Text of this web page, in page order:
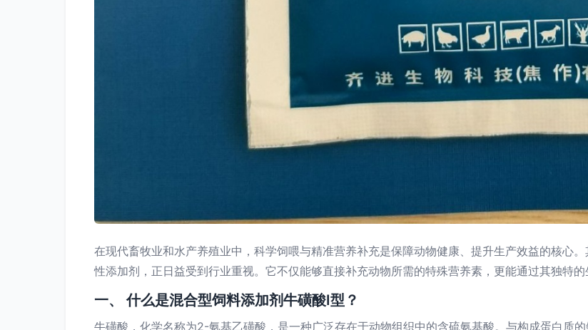
在现代畜牧业和水产养殖业中，科学饲喂与精准营养补充是保障动物健康、提升生产效益的核心
性添加剂，正日益受到行业重视。它不仅能够直接补充动物所需的特殊营养素，更能通过其独特
一、 什么是混合型饲料添加剂牛磺酸Ⅰ型？
牛磺酸，化学名称为2-氨基乙磺酸，是一种广泛存在于动物组织中的含硫氨基酸。与构成蛋白质